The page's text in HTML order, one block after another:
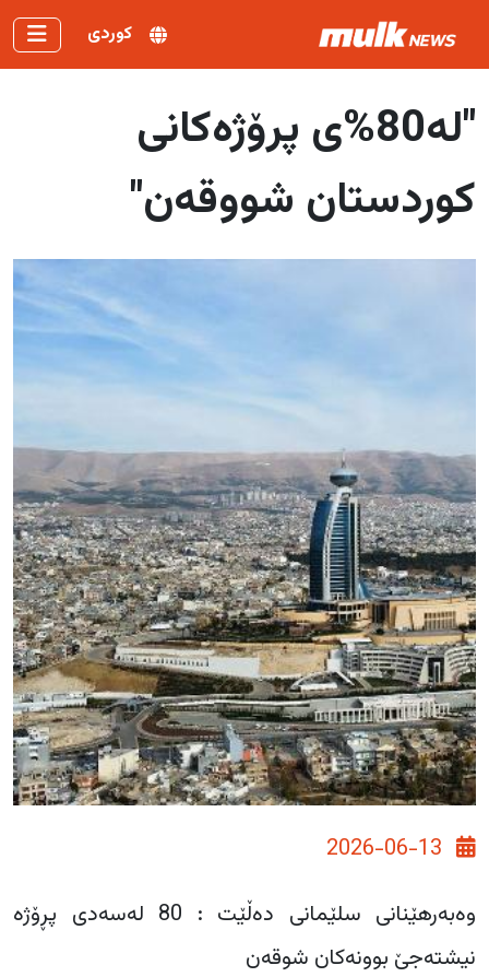
کوردی
"لە80%ی پرۆژەکانی
کوردستان شووقەن"
وەبەرهێنانی سلێمانی دەڵێت : 80 لەسەدی پڕۆژە
نیشتەجێ بوونەكان شوقەن